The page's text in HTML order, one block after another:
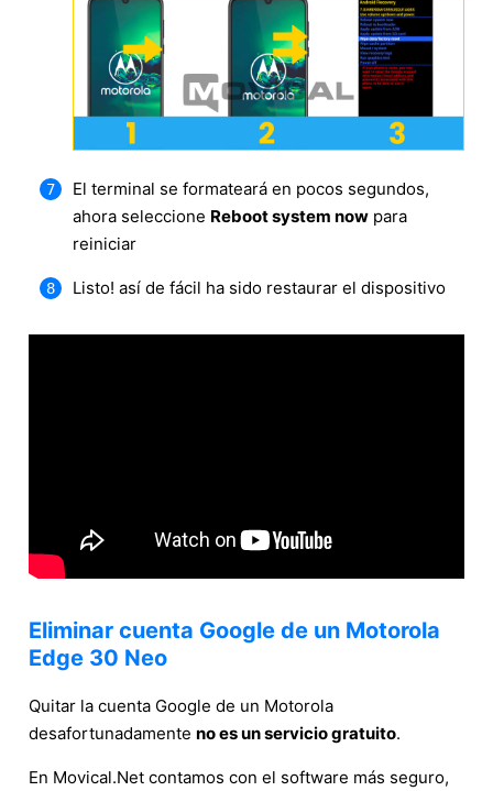
El terminal se formateará en pocos segundos,
ahora seleccione Reboot system now para
reiniciar
Listo! así de fácil ha sido restaurar el dispositivo
Eliminar cuenta Google de un Motorola
Edge 30 Neo
Quitar la cuenta Google de un Motorola
desafortunadamente no es un servicio gratuito.
En Movical.Net contamos con el software más seguro,